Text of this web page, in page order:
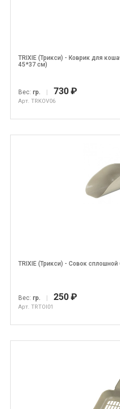
TRIXIE (Трикси) - Коврик для
45*37 см)
Вес: гр. | 730 ₽
Арт. TRKOV06
TRIXIE (Трикси) - Совок
Вес: гр. | 250 ₽
Арт. TRTOI01